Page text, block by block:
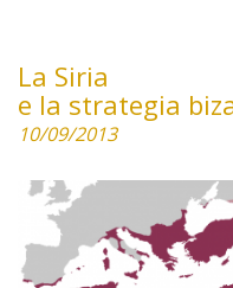
La Siria
e la strategia
10/09/2013